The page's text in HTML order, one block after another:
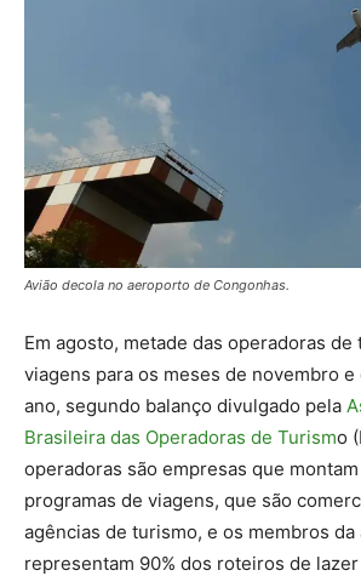
Avião decola no aeroporto de Congonhas.
Em agosto, metade das operadoras
viagens para os meses de novembro
ano, segundo balanço divulgado pela
Brasileira das Operadoras de Turismo
operadoras são empresas que
programas de viagens, que são
agências de turismo, e os membros da
representam 90% dos roteiros de